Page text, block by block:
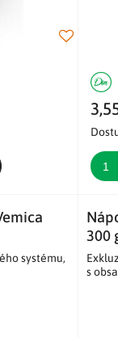
systému,
300
s